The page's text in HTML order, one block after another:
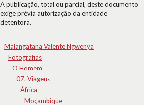
A publicação, total ou parcial, deste documento
exige prévia autorização da entidade
detentora.
Malangatana Valente Ngwenya
Fotografias
O Homem
07. Viagens
África
Moçambique